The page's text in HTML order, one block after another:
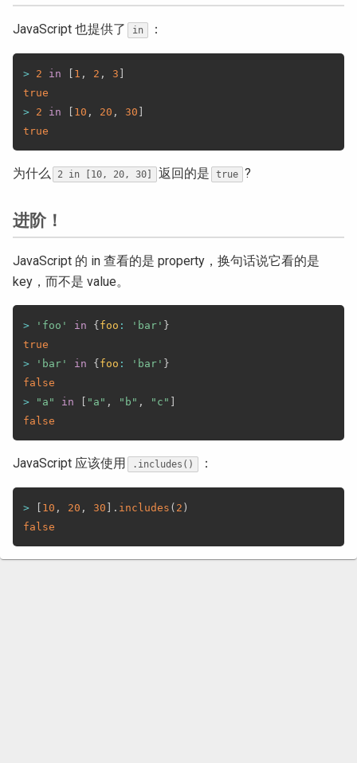
JavaScript 也提供了 in ：
> 2 in 1 , 2 , 3
true
>
2 in 10 , 20 , 30
true
为什么 2 in [10, 20, 30] 返回的是 true ?
进阶！
JavaScript 的 in 查看的是 property，换句话说它看的是
key，而不是 value。
> 'foo' in { foo : 'bar' }
true
>
'bar' in { foo : 'bar' }
false
>
"a" in "a" , "b" , "c"
false
JavaScript 应该使用 .includes() ：
> 10 , 20 , 30 . includes ( 2 )
false